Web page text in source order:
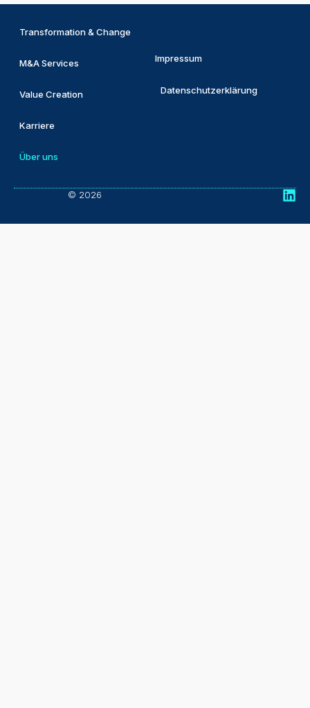
Transformation & Change
M&A Services
Value Creation
Karriere
Über uns
Impressum
Datenschutzerklärung
© 2026